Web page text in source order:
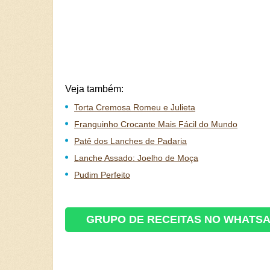
Veja também:
Torta Cremosa Romeu e Julieta
Franguinho Crocante Mais Fácil do Mundo
Patê dos Lanches de Padaria
Lanche Assado: Joelho de Moça
Pudim Perfeito
GRUPO DE RECEITAS NO